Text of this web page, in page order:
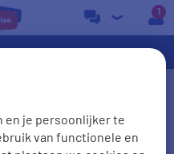
en je persoonlijker te
van functionele en
a